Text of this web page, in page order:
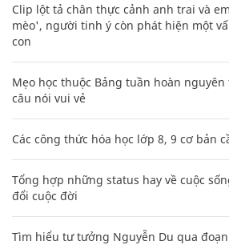
Clip lột tả chân thực cảnh anh trai và
mèo', người tinh ý còn phát hiện một
con
Mẹo học thuộc Bảng tuần hoàn
câu nói vui vẻ
Các công thức hóa học lớp 8, 9 cơ bản
Tổng hợp những status hay về cuộc
đổi cuộc đời
Tìm hiểu tư tưởng Nguyễn Du qua